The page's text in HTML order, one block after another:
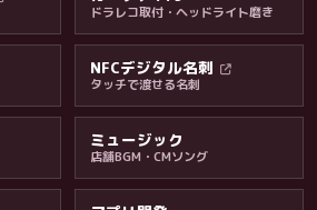
ドラレコ取付・ヘッドライト磨き
NFCデジタル名刺
タッチで渡せる名刺
ミュージック
店舗BGM・CMソング